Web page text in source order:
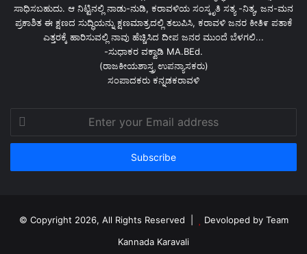
ಸಾಧಿಸಬಹುದು. ಆ ನಿಟ್ಟಿನಲ್ಲಿ ನಾಡು-ನುಡಿ, ಕರಾವಳಿಯ ಸಂಸ್ಕೃತಿ ಸತ್ಯ -ನಿತ್ಯ, ಜನ-ಮನ
ಪ್ರಕಾಶಿತ ಈ ಕ್ಷಣದ ಸುದ್ಧಿಯನ್ನು ಕ್ಷಣಮಾತ್ರದಲ್ಲಿ ತಲುಪಿಸಿ, ಕರಾವಳಿ ಜನರ ಕೀತಿ೯ ಪತಾಕೆ
ಎತ್ತರಕ್ಕೆ ಹಾರಿಸುವಲ್ಲಿ ನಾವು ಹೆಚ್ಚಿಸಿದ ದೀಪ ಜನರ ಮುಂದೆ ಬೆಳಗಲಿ...
-ಸುಧಾಕರ ವಕ್ವಾಡಿ MA.BEd.
(ರಾಜಕೀಯಶಾಸ್ತ್ರ ಉಪನ್ಯಾಸಕರು)
ಸಂಪಾದಕರು ಕನ್ನಡಕರಾವಳಿ
your
Email
© Copyright 2026, All Rights Reserved |
Devoloped by Team
Kannada Karavali